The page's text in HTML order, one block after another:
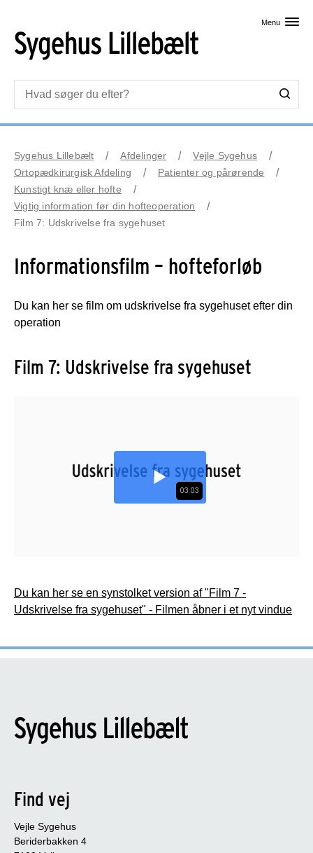
Menu
Sygehus Lillebælt Afdelinger
Vejle Sygehus
Ortopædkirurgisk Afdeling
Patienter og pårørende
Kunstigt knæ eller hofte
Vigtig information før din hofteoperation
Film 7: Udskrivelse fra sygehuset
Informationsfilm – hofteforløb
Du kan her se film om udskrivelse fra sygehuset efter din
operation
Film 7: Udskrivelse fra sygehuset
Du kan her se en synstolket version af "Film 7 -
Udskrivelse fra sygehuset" - Filmen åbner i et nyt vindue
Find vej
Vejle Sygehus
Beriderbakken 4